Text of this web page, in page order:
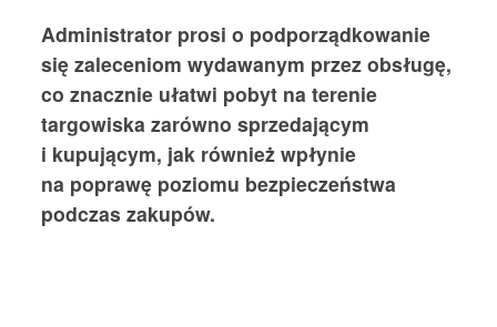
Administrator prosi o podporządkowanie
się zaleceniom wydawanym przez obsługę,
co znacznie ułatwi pobyt na terenie
targowiska zarówno sprzedającym
i kupującym, jak również wpłynie
na poprawę poziomu bezpieczeństwa
podczas zakupów.